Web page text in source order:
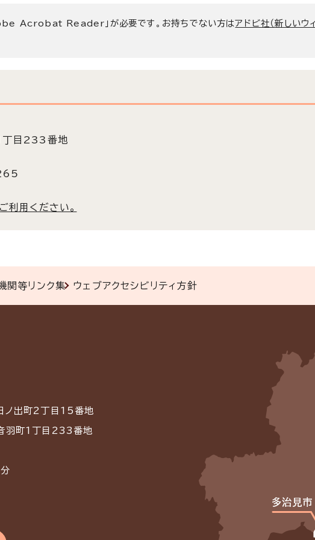
Acrobat Reader」が必要です。お持ちでない方はアドビ社（新しいウ
目233番地
利用ください。
関等リンク集 ウェブアクセシビリティ方針
ノ出町2丁目15番地
羽町1丁目233番地